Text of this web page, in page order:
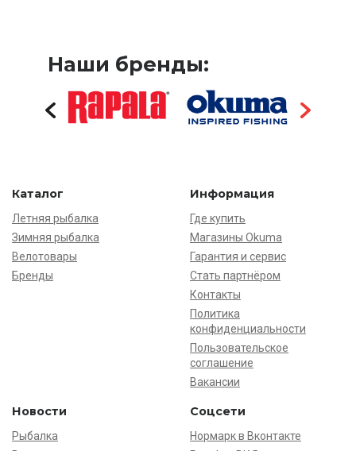
Наши бренды:
Каталог
Летняя рыбалка
Зимняя рыбалка
Велотовары
Бренды
Информация
Где купить
Магазины Okuma
Гарантия и сервис
Стать партнёром
Контакты
Политика
конфиденциальности
Пользовательское
соглашение
Вакансии
Новости
Рыбалка
Соцсети
Нормарк в Вконтакте